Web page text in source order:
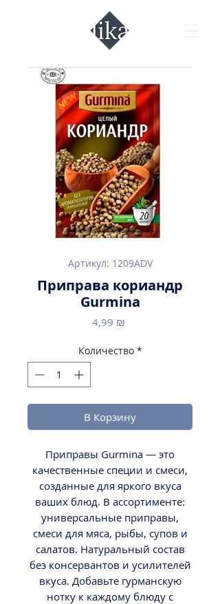
Артикул: 1209ADV
Приправа кориандр
Gurmina
4,99 ₪Цена
Количество *
В Корзину
Приправы Gurmina — это
качественные специи и смеси,
созданные для яркого вкуса
ваших блюд. В ассортименте:
универсальные приправы,
смеси для мяса, рыбы, супов и
салатов. Натуральный состав
без консервантов и усилителей
вкуса. Добавьте гурманскую
нотку к каждому блюду с